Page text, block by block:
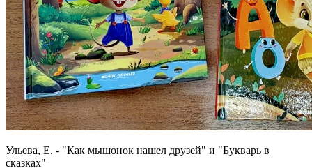
Ульева, Е. - "Как мышонок нашел друзей" и "Букварь в
сказках"